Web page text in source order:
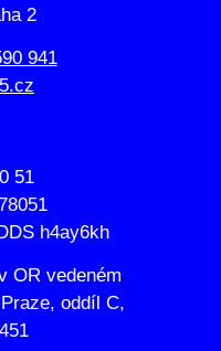
2
941
51
h4ay6kh
OR vedeném
oddíl C,